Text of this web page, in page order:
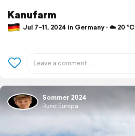
Kanufarm
Jul 7–11, 2024 in Germany ⋅ ☁️ 20 °C
Sommer 2024
Rund Europa